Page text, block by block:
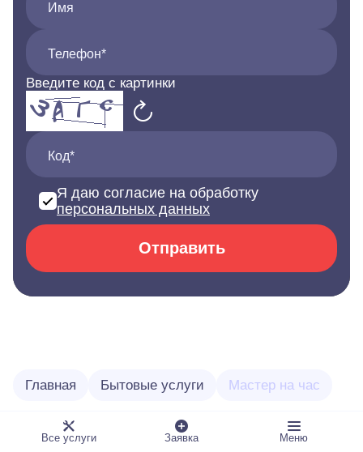
Имя
Телефон*
Введите код с картинки
Код*
Я даю согласие на обработку
персональных данных
Отправить
Главная Бытовые услуги Мастер на час
Все услуги Заявка Меню